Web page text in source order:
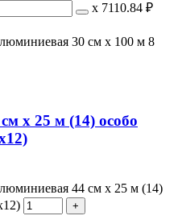
х 7110.84 ₽
30 см х 100 м 8
х 25 м (14) особо
44 см х 25 м (14)